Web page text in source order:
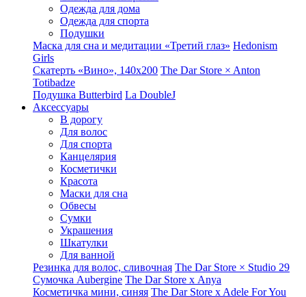
Одежда для дома
Одежда для спорта
Подушки
Маска для сна и медитации «Третий глаз» Hedonism
Girls
Скатерть «Вино», 140х200 The Dar Store × Anton
Totibadze
Подушка Butterbird La DoubleJ
Аксессуары
В дорогу
Для волос
Для спорта
Канцелярия
Косметички
Красота
Маски для сна
Обвесы
Сумки
Украшения
Шкатулки
Для ванной
Резинка для волос, сливочная The Dar Store × Studio 29
Сумочка Aubergine The Dar Store x Anya
Косметичка мини, синяя The Dar Store x Adele For You